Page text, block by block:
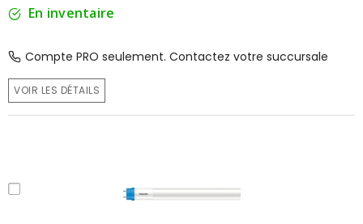
En inventaire
Compte PRO seulement. Contactez votre succursale
VOIR LES DÉTAILS